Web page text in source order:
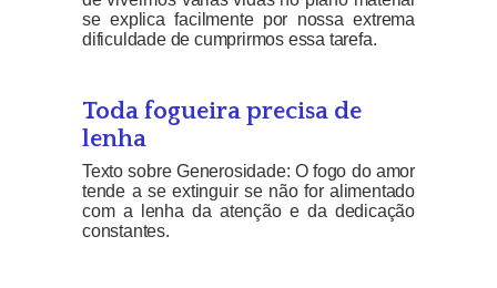
se explica facilmente por nossa extrema
dificuldade de cumprirmos essa tarefa.
Toda fogueira precisa de
lenha
Texto sobre Generosidade: O fogo do amor
tende a se extinguir se não for alimentado
com a lenha da atenção e da dedicação
constantes.